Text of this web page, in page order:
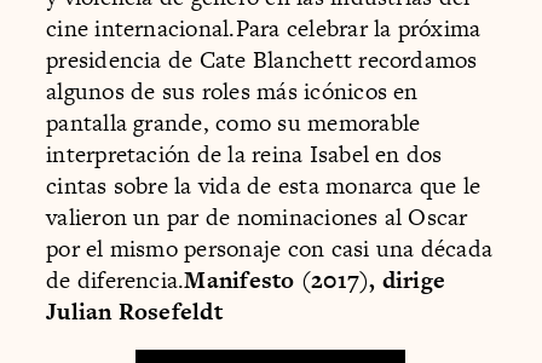
cine internacional.Para celebrar la próxima
presidencia de Cate Blanchett recordamos
algunos de sus roles más icónicos en
pantalla grande, como su memorable
interpretación de la reina Isabel en dos
cintas sobre la vida de esta monarca que le
valieron un par de nominaciones al Oscar
por el mismo personaje con casi una década
de diferencia.Manifesto (2017), dirige
Julian Rosefeldt